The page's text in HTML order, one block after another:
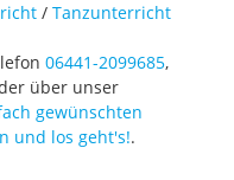
/ Tanzunterricht
06441-2099685,
über unser
gewünschten
und los geht's!.